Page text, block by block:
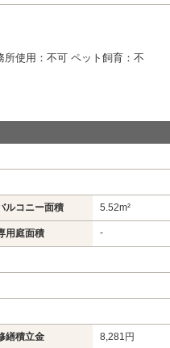
使用：不可 ペット飼育：不
ルコニー面積 5.52m²
用庭面積 -
繕積立金 8,281円